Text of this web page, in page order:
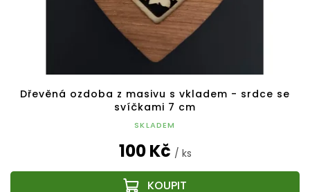
Dřevěná ozdoba z masivu s vkladem - srdce se
svíčkami 7 cm
SKLADEM
100 Kč / ks